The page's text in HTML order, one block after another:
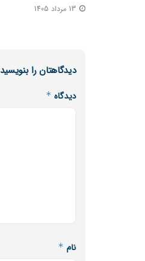
13 مرداد 1405
دیدگاهتان را بنویسید
دیدگاه *
نام *